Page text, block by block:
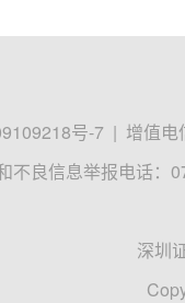
号-7 | 增值电
不良信息举报电话：
深圳